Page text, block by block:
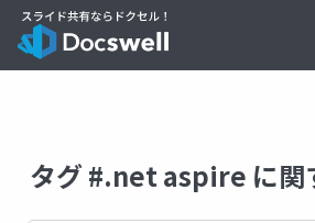
タグ #.net aspire に関